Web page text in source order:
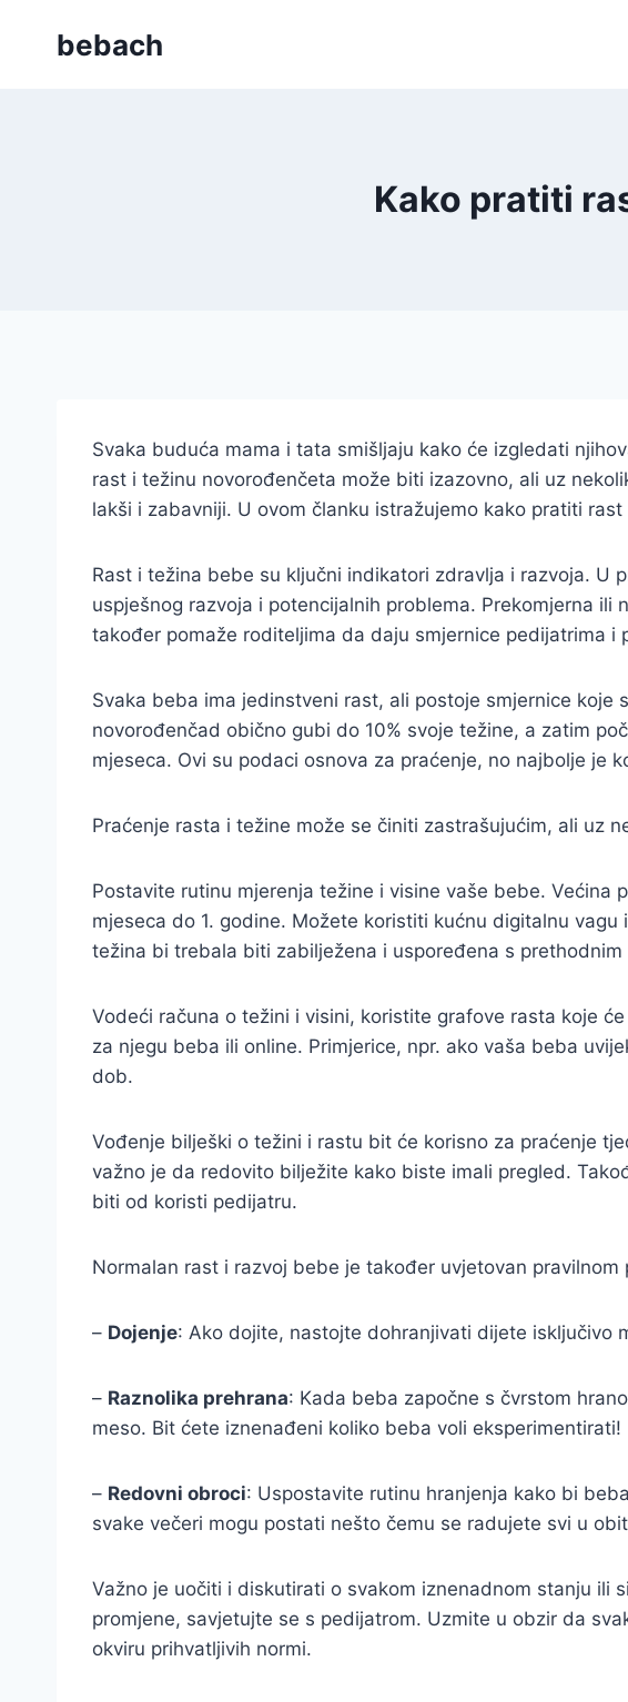
bebach
Kako pratiti
Svaka buduća mama i tata smišljaju kako će izgledati
rast i težinu novorođenčeta može biti izazovno, ali uz
lakši i zabavniji. U ovom članku istražujemo kako pratiti
Rast i težina bebe su ključni indikatori zdravlja i razvoja. U
uspješnog razvoja i potencijalnih problema. Prekomjerna
također pomaže roditeljima da daju smjernice pedijatrima
Svaka beba ima jedinstveni rast, ali postoje smjernice
novorođenčad obično gubi do 10% svoje težine, a zatim
mjeseca. Ovi su podaci osnova za praćenje, no najbolje je
Praćenje rasta i težine može se činiti zastrašujućim, ali uz
Postavite rutinu mjerenja težine i visine vaše bebe.
mjeseca do 1. godine. Možete koristiti kućnu digitalnu
težina bi trebala biti zabilježena i uspoređena s prethodnim
Vodeći računa o težini i visini, koristite grafove rasta koje
za njegu beba ili online. Primjerice, npr. ako vaša beba
dob.
Vođenje bilješki o težini i rastu bit će korisno za praćenje
važno je da redovito bilježite kako biste imali pregled.
biti od koristi pedijatru.
Normalan rast i razvoj bebe je također uvjetovan
– Dojenje: Ako dojite, nastojte dohranjivati dijete isključivo
– Raznolika prehrana: Kada beba započne s čvrstom
meso. Bit ćete iznenađeni koliko beba voli eksperimentirati!
– Redovni obroci: Uspostavite rutinu hranjenja kako bi
svake večeri mogu postati nešto čemu se radujete svi u
Važno je uočiti i diskutirati o svakom iznenadnom stanju ili
promjene, savjetujte se s pedijatrom. Uzmite u obzir da
okviru prihvatljivih normi.